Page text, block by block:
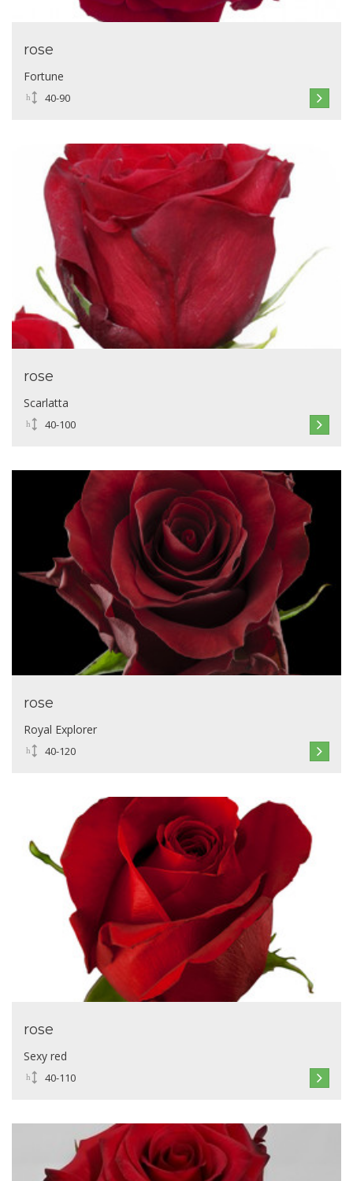
rose
Fortune
40-90
rose
Scarlatta
40-100
rose
Royal Explorer
40-120
rose
Sexy red
40-110